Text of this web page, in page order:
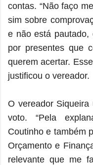
contas. “Não faço
sim sobre
e não está pautado,
por presentes que
querem acertar.
justificou o vereador.
O vereador
voto. “Pela
Coutinho e também
Orçamento e
relevante que me